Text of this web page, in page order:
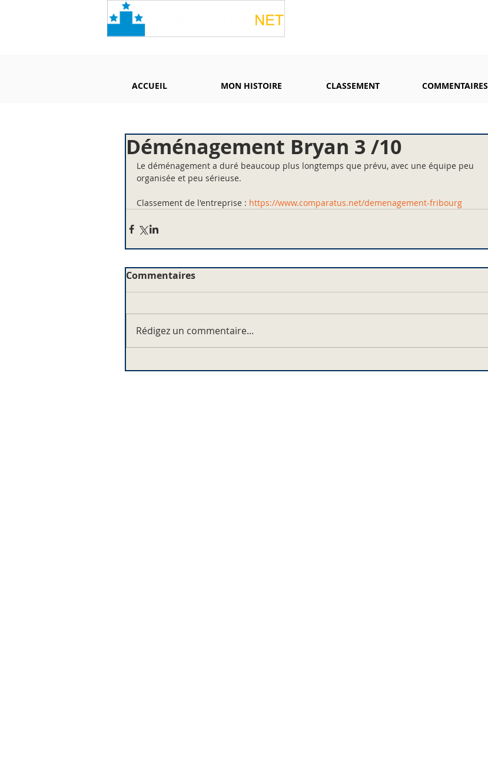
ACCUEIL MON HISTOIRE CLASSEMENT COMMENTAIRES
Déménagement Bryan 3 /10
Le déménagement a duré beaucoup plus longtemps que prévu, avec une équipe peu
organisée et peu sérieuse.
Classement de l'entreprise : https://www.comparatus.net/demenagement-fribourg
Commentaires
Rédigez un commentaire...